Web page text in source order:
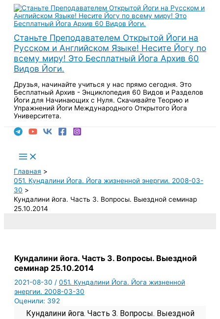
Перейти
содержимому
Станьте Преподавателем Открытой Йоги на
Русском и Английском Языке! Несите Йогу по
всему миру! Это Бесплатный Йога Архив 60
Видов Йоги.
Друзья, начинайте учиться у нас прямо сегодня. Это
Бесплатный Архив - Энциклопедия 60 Видов и Разделов
Йоги для Начинающих с Нуля. Скачивайте Теорию и
Упражнений Йоги Международного Открытого Йога
Университета.
Main
Menu
Главная
051. Кундалини Йога. Йога жизненной энергии. 2008-03-
30
Кундалини йога. Часть 3. Вопросы. Выездной семинар
25.10.2014
Кундалини йога. Часть 3. Вопросы. Выездной
семинар 25.10.2014
2021-08-30/051. Кундалини Йога. Йога жизненной
энергии. 2008-03-30
Оценили: 392
Кундалини йога. Часть 3. Вопросы. Выездной